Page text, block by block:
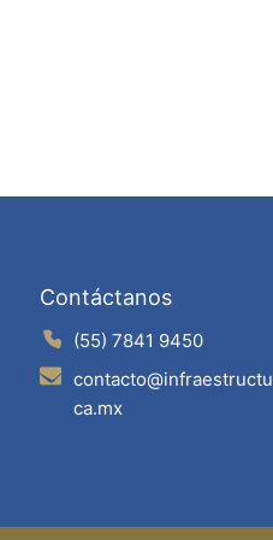
Contáctanos
(55) 7841 9450
ca.mx